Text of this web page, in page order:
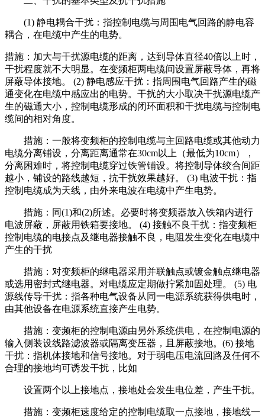
(1) 静电耦合干扰：指控制电缆与周围电气回路的静电容
耦合，在电缆中产生的电势。
措施：加大与干扰源电缆的距离，达到导体直径40倍以上时，
干扰程度就不大明显。在变频柜两电缆间设置屏蔽导体，再将
屏蔽导体接地。 (2) 静电感应干扰：指周围电气回路产生的磁
通变化在电缆中感应出的电势。干扰的大小取决干扰源电缆产
生的磁通大小，控制电缆形成的闭环面积和干扰电缆与控制电
缆间的相对角度。
措施：一般将变频柜的控制电缆与主回路电缆或其他动力
电缆分离铺设，分离距离通常在30cm以上（最低为10cm），
分离困难时，将控制电缆穿过铁管铺设。将控制导体绞合间距
越小，铺设的路线越短，抗干扰效果越好。 (3) 电波干扰：指
控制电缆成为天线，由外来电波在电缆中产生电势。
措施：同(1)和(2)所述。必要时将变频器放入铁箱内进行
电波屏蔽，屏蔽用铁箱要接地。 (4) 接触不良干扰：指变频柜
控制电缆的电接点及继电器接触不良，电阻发生变化在电缆中
产生的干扰
措施：对变频柜的继电器采用并联触点或镀金触点继电器
或选用密封式继电器。对电缆应定期做拧紧加固处理。 (5) 电
源线传导干扰：指各种电气设备从同一电源系统获得供电时，
由其他设备在电源系统直接产生电势。
措施：变频柜的控制电源由另外系统供电，在控制电源的
输入侧装设线路滤波器或隔离变压器，且屏蔽接地。(6) 接地
干扰：指机体接地和信号接地。对于弱电压电流回路及任何不
合理的接地均可诱发干扰，比如
设置两个以上接地点，接地处会发生电位差，产生干扰。
措施： 变频柜速度给定的控制电缆取一点接地，接地线一